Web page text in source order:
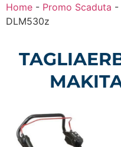
Home - Promo Scaduta -
DLM530z